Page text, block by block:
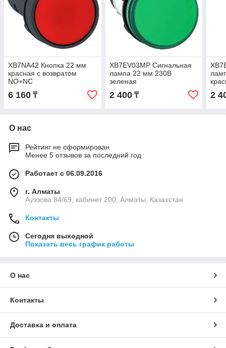
XB7NA42 Кнопка 22 мм
красная с возвратом
NO+NC
6 160 ₸
XB7EV03MP Сигнальная
лампа 22 мм 230В
зеленая
2 400₸ 2
О нас
Рейтинг не сформирован
Менее 5 отзывов за последний год
Работает с 06.09.2016
г. Алматы
Ауэзова 84/69, кабинет 200, Алматы, Казахстан
Контакты
Сегодня выходной
Показать весь график работы
О нас
Контакты
Доставка и оплата